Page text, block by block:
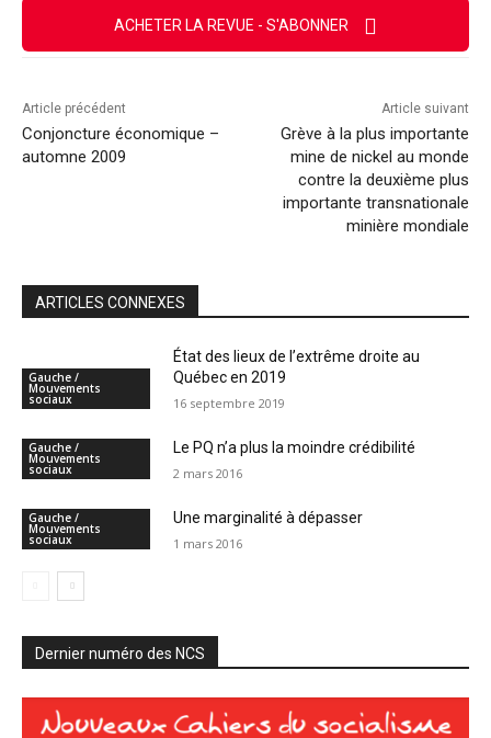
ACHETER LA REVUE - S'ABONNER
Article précédent
Conjoncture économique –
automne 2009
Article suivant
Grève à la plus importante
mine de nickel au monde
contre la deuxième plus
importante transnationale
minière mondiale
ARTICLES CONNEXES
Gauche /
Mouvements
sociaux
État des lieux de l’extrême droite au
Québec en 2019
16 septembre 2019
Gauche /
Mouvements
sociaux
Le PQ n’a plus la moindre crédibilité
2 mars 2016
Gauche /
Mouvements
sociaux
Une marginalité à dépasser
1 mars 2016
Dernier numéro des NCS